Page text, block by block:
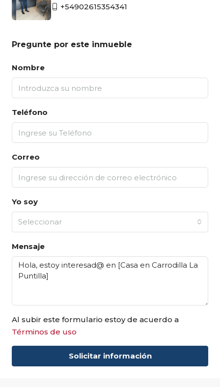
+54902615354341
Pregunte por este inmueble
Nombre
Teléfono
Correo
Yo soy
Seleccionar
Mensaje
Al subir este formulario estoy de acuerdo a
Términos de uso
Solicitar información